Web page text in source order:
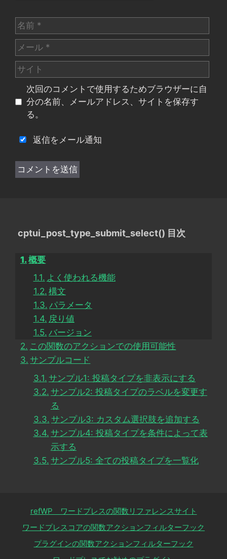
名
前
メ
ー
ル
サ
イ
次回のコメントで使用するためブラウザーに自
分の名前、メールアドレス、サイトを保存す
る。
返信をメール通知
cptui_post_type_submit_select() 目次
概要
よく使われる機能
構文
パラメータ
戻り値
バージョン
この関数のアクションでの使用可能性
サンプルコード
サンプル1: 投稿タイプを非表示にする
サンプル2: 投稿タイプのラベルを変更す
る
サンプル3: カスタム選択肢を追加する
サンプル4: 投稿タイプを条件によって表
示する
サンプル5: 全ての投稿タイプを一覧化
refWP ワードプレスの関数リファレンスサイト
ワードプレスコアの関数アクションフィルターフック
プラグインの関数アクションフィルターフック